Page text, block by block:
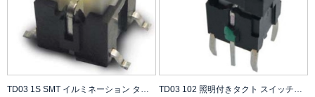
TD03 1S SMT イルミネーション タクト スイッチ キャップなし、100,000 サイクル寿命テスト、250gf DC 12V0.05A 定格 TD03 102 照明付きタクト スイッチ、カバーなし、100,000 サイクル寿命テスト、250gf DC 12V 0.05A 定格